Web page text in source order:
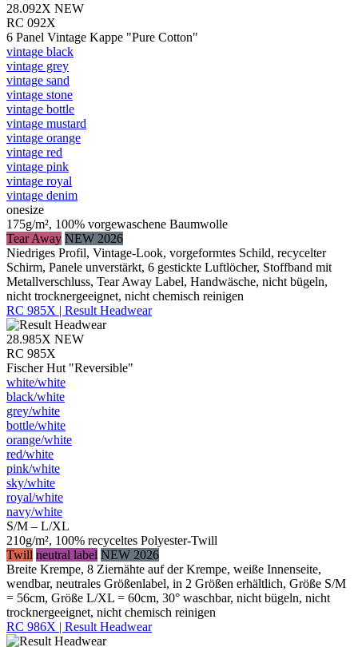
28.092X NEW
RC 092X
6 Panel Vintage Kappe "Pure Cotton"
vintage black
vintage grey
vintage sand
vintage stone
vintage bottle
vintage mustard
vintage orange
vintage red
vintage pink
vintage royal
vintage denim
onesize
175g/m², 100% vorgewaschene Baumwolle
Tear Away NEW 2026
Niedriges Profil, Vintage-Look, vorgeformtes Schild, recycelter
Schirm, Panele unverstärkt, 6 gestickte Luftlöcher, Stoffband mit
Metallverschluss, Tear Away Label, Handwäsche, nicht bügeln,
nicht trocknergeeignet, nicht chemisch reinigen
RC 985X | Result Headwear
28.985X NEW
RC 985X
Fischer Hut "Reversible"
white/​white
black/​white
grey/​white
bottle/​white
orange/​white
red/​white
pink/​white
sky/​white
royal/​white
navy/​white
S/M – L/XL
210g/m², 100% recyceltes Polyester-Twill
Twill neutral label NEW 2026
Breite Krempe, 8 Ziernähte auf der Krempe, weiße Innenseite,
wendbar, neutrales Größenlabel, in 2 Größen erhältlich, Größe S/M
= 56cm, Größe L/XL = 60cm, 30° waschbar, nicht bügeln, nicht
trocknergeeignet, nicht chemisch reinigen
RC 986X | Result Headwear